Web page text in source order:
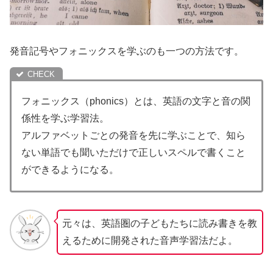
発音記号やフォニックスを学ぶのも一つの方法です。
フォニックス（phonics）とは、英語の文字と音の関
係性を学ぶ学習法。
アルファベットごとの発音を先に学ぶことで、知ら
ない単語でも聞いただけで正しいスペルで書くこと
ができるようになる。
元々は、英語圏の子どもたちに読み書きを教
えるために開発された音声学習法だよ。